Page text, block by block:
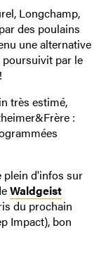
Longchamp,
des poulains
une alternative
par le
très estimé,
:
plein d'infos sur
Waldgeist
du prochain
Impact), bon